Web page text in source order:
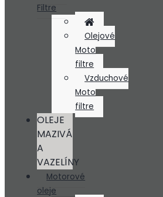
Filtre
Olejové
Moto
filtre
Vzduchové
Moto
filtre
OLEJE
MAZIVÁ
A
VAZELÍNY
Motorové
oleje